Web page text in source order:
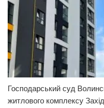
Господарський суд
житлового комплексу